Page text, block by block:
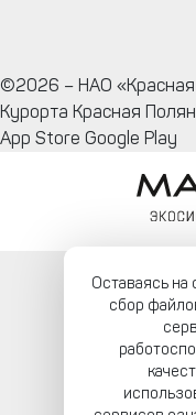
©2026 – НАО
Курорта Красная
App Store Google Play
Оставаясь на
сбор